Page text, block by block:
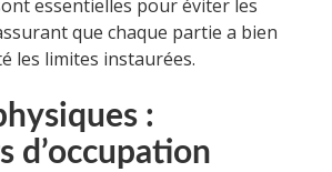
essentielles pour éviter les
que chaque partie a bien
les limites instaurées.
:
d’occupation